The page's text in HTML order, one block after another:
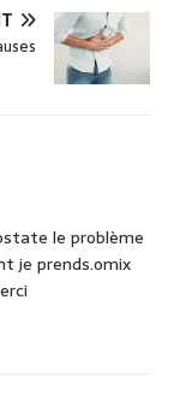
le problème
je prends.omix